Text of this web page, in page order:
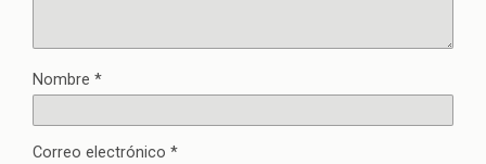
Nombre *
Correo electrónico *